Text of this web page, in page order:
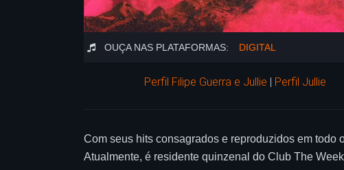
OUÇA NAS PLATAFORMAS: DIGITAL
Perfil Filipe Guerra e Jullie | Perfil Jullie
Com seus hits consagrados e reproduzidos em
Atualmente, é residente quinzenal do Club The